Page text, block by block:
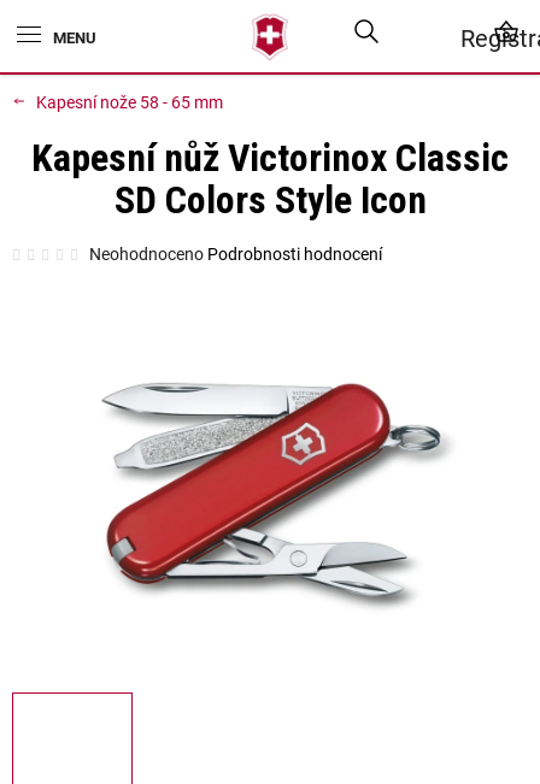
na
Kapesní nože 58 - 65 mm
Kapesní nůž Victorinox Classic
SD Colors Style Icon
Průměrné
hodnocení
Neohodnoceno Podrobnosti hodnocení